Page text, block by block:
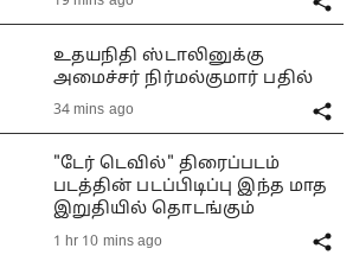
உதயநிதி ஸ்டாலினுக்கு
அமைச்சர் நிர்மல்குமார் பதில்
34 mins ago
"டேர் டெவில்" திரைப்படம்
படத்தின் படப்பிடிப்பு இந்த மாத
இறுதியில் தொடங்கும்
1 hr 10 mins ago